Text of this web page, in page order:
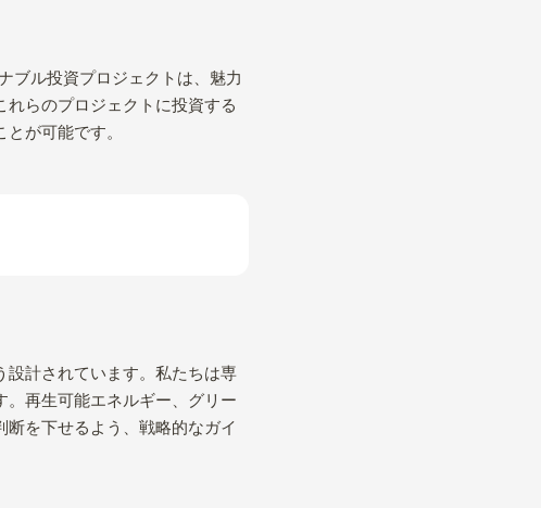
ブル投資プロジェクトは、魅力
らのプロジェクトに投資する
が可能です。
計されています。私たちは専
再生可能エネルギー、グリー
を下せるよう、戦略的なガイ